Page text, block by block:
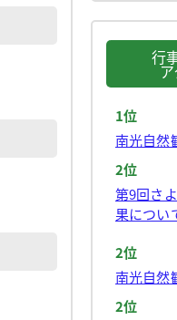
行
1位
南光自然
2位
第9回さ
果につい
2位
南光自然
2位